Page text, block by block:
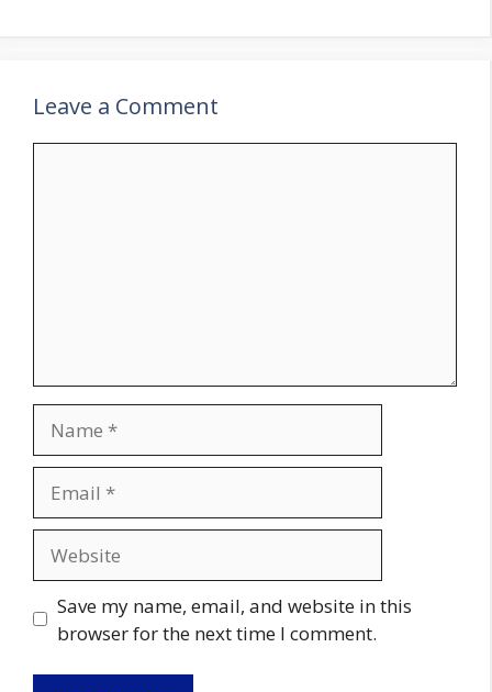
Leave a Comment
Save my name, email, and website in this
browser for the next time I comment.